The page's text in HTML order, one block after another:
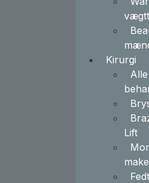
Kirurgi
Lift